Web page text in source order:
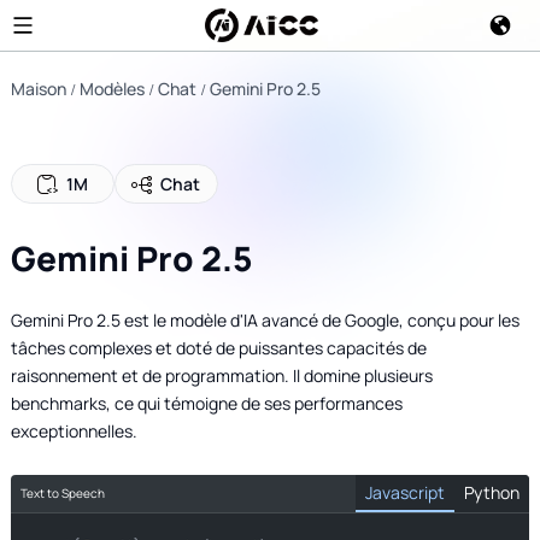
Maison Modèles Chat Gemini Pro 2.5
1M Chat
Gemini Pro 2.5
Gemini Pro 2.5 est le modèle d'IA avancé de Google, conçu pour les
tâches complexes et doté de puissantes capacités de
raisonnement et de programmation. Il domine plusieurs
benchmarks, ce qui témoigne de ses performances
exceptionnelles.
Text to Speech Javascript Python